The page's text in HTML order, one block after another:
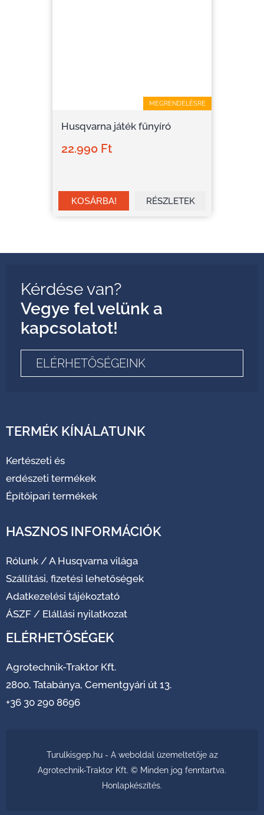
MEGRENDELÉSRE
Husqvarna játék fűnyíró
22.990 Ft
RÉSZLETEK
Kérdése van?
Vegye fel velünk a
kapcsolatot!
ELÉRHETŐSÉGEINK
TERMÉK KÍNÁLATUNK
Kertészeti és
erdészeti termékek
Építőipari termékek
HASZNOS INFORMÁCIÓK
Rólunk / A Husqvarna világa
Szállítási, fizetési lehetőségek
Adatkezelési tájékoztató
ÁSZF / Elállási nyilatkozat
ELÉRHETŐSÉGEK
Agrotechnik-Traktor Kft.
2800, Tatabánya, Cementgyári út 13.
+36 30 290 8696
Turulkisgep.hu - A weboldal üzemeltetője az
Agrotechnik-Traktor Kft. © Minden jog fenntartva.
Honlapkészítés.